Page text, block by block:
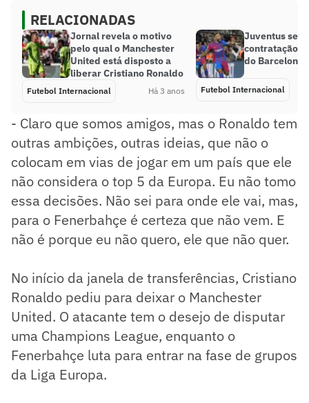
RELACIONADAS
Jornal revela o motivo
pelo qual o Manchester
United está disposto a
liberar Cristiano Ronaldo
Futebol Internacional Há 3 anos
Juventus se
contratação
do Barcelona
Futebol Internacional
- Claro que somos amigos, mas o Ronaldo tem
outras ambições, outras ideias, que não o
colocam em vias de jogar em um país que ele
não considera o top 5 da Europa. Eu não tomo
essa decisões. Não sei para onde ele vai, mas,
para o Fenerbahçe é certeza que não vem. E
não é porque eu não quero, ele que não quer.
No início da janela de transferências, Cristiano
Ronaldo pediu para deixar o Manchester
United. O atacante tem o desejo de disputar
uma Champions League, enquanto o
Fenerbahçe luta para entrar na fase de grupos
da Liga Europa.